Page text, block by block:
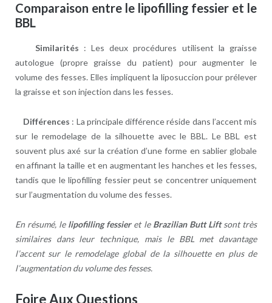
Comparaison entre le lipofilling fessier et le
BBL
Similarités : Les deux procédures utilisent la graisse
autologue (propre graisse du patient) pour augmenter le
volume des fesses. Elles impliquent la liposuccion pour prélever
la graisse et son injection dans les fesses.
Différences : La principale différence réside dans l’accent mis
sur le remodelage de la silhouette avec le BBL. Le BBL est
souvent plus axé sur la création d’une forme en sablier globale
en affinant la taille et en augmentant les hanches et les fesses,
tandis que le lipofilling fessier peut se concentrer uniquement
sur l’augmentation du volume des fesses.
En résumé, le lipofilling fessieret le Brazilian Butt Liftsont très
similaires dans leur technique, mais le BBL met davantage
l’accent sur le remodelage global de la silhouette en plus de
l’augmentation du volume des fesses.
Foire Aux Questions